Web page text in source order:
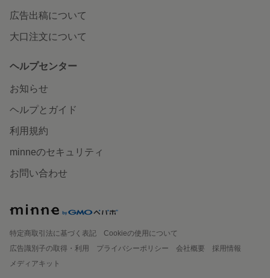
広告出稿について
大口注文について
ヘルプセンター
お知らせ
ヘルプとガイド
利用規約
minneのセキュリティ
お問い合わせ
特定商取引法に基づく表記
Cookieの使用について
広告識別子の取得・利用
プライバシーポリシー 会社概要
採用情報
メディアキット